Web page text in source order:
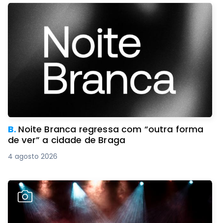
B. Noite Branca regressa com “outra forma
de ver” a cidade de Braga
4 agosto 2026